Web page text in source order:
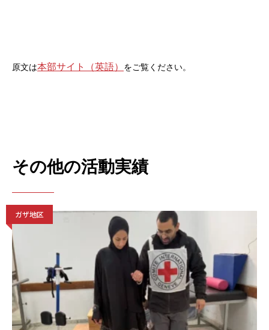
原文は本部サイト（英語） をご覧ください。
その他の活動実績
ガザ地区